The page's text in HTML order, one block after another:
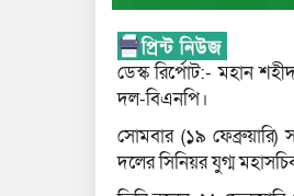
ডেস্ক রির্পোট:- মহান
দল-বিএনপি।
সোমবার (১৯ ফেব্রুয়ারি)
দলের সিনিয়র যুগ্ম